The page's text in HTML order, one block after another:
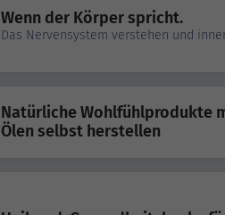
Wenn der Körper spricht.
Das Nervensystem verstehen und
Natürliche Wohlfühlprodukte
Ölen selbst herstellen